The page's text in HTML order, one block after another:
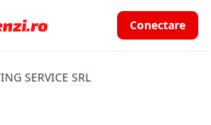
Conectare
ING SERVICE SRL